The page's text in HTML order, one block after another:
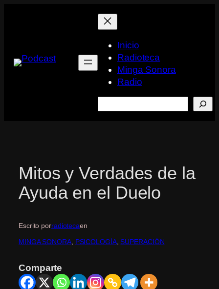
Inicio
Radioteca
Minga Sonora
Radio
Mitos y Verdades de la
Ayuda en el Duelo
Escrito porradiotecaen
MINGA SONORA, PSICOLOGÍA, SUPERACIÓN
Comparte